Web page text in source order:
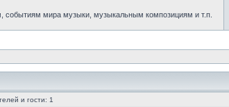
мира музыки, музыкальным композициям и т.п.
и гости: 1